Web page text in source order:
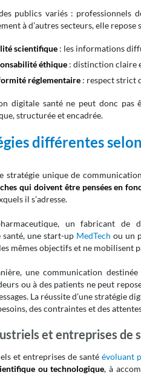
des publics variés :
à d’autres secteurs, elle
scientifique: les informations
éthique: distinction claire
réglementaire: respect strict
digitale santé ne peut donc pas
structurée et encadrée.
différentes
stratégie unique de
qui doivent être pensées en
il s’adresse.
un fabricant de
santé, une start-up MedTech ou un
mêmes objectifs et ne mobilisent
une communication
ou à des patients ne peut
La réussite d’une stratégie
des contraintes et des
et entreprises de
et entreprises de santéévoluant
ou technologique, à